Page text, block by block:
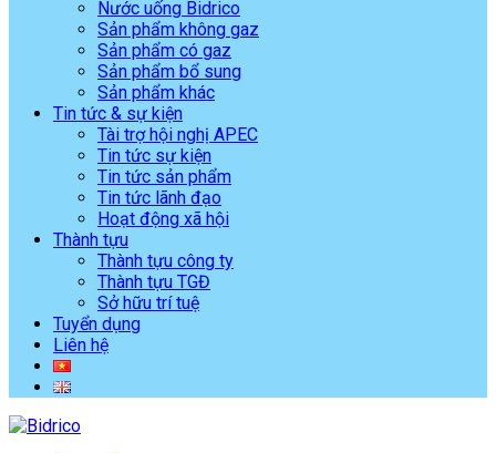
Nước uống Bidrico
Sản phẩm không gaz
Sản phẩm có gaz
Sản phẩm bổ sung
Sản phẩm khác
Tin tức & sự kiện
Tài trợ hội nghị APEC
Tin tức sự kiện
Tin tức sản phẩm
Tin tức lãnh đạo
Hoạt động xã hội
Thành tựu
Thành tựu công ty
Thành tựu TGĐ
Sở hữu trí tuệ
Tuyển dụng
Liên hệ